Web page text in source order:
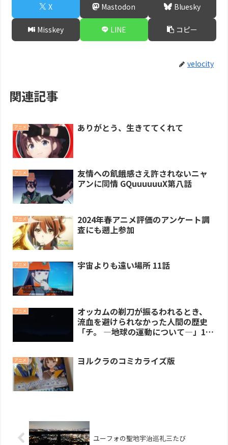
X Mastodon Bluesky
Misskey LINE コピー
velocity
関連記事
アニメ ありがとう、生きててくれて
アニメ
友情への飢餓感さえ許されないニャ
アンに同情 GQuuuuuuX第八話
アニメ
2024年春アニメ評価のアンケート調
査にも遡上参加
アニメ 宇宙よりも遠い場所 11話
アニメ
オッカムの剃刀が振るわれるとき、
流血を避けられなかった人間の歴史
「チ。 ―地球の運動について―」1ク
アニメ ヨルクラのコミカライズ版
ユーフォの聖地宇治巡礼三たび